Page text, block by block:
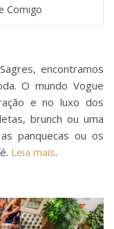
Comigo
encontramos
O mundo Vogue
e no luxo dos
brunch ou uma
panquecas ou os
Leia mais.